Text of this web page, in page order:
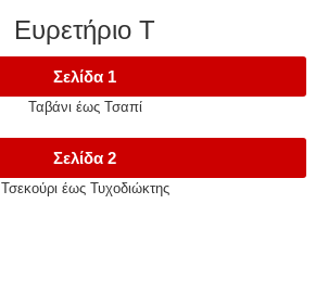
Ευρετήριο Τ
Σελίδα 1
Ταβάνι έως Τσαπί
Σελίδα 2
Τσεκούρι έως Τυχοδιώκτης